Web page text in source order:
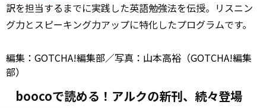
訳を担当するまでに実践した英語勉強法を伝授。リスニン
グ力とスピーキング力アップに特化したプログラムです。
編集：GOTCHA!編集部／写真：山本高裕（GOTCHA!編集
部）
boocoで読める！アルクの新刊、続々登場